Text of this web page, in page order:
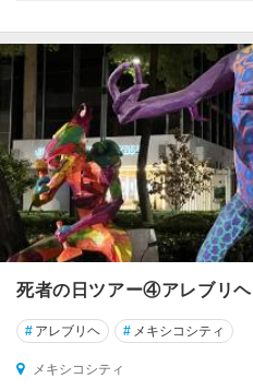
周
辺
サ
ニ
ー
ジ
ョ
ミ
ラ
ヤ
死者の日ツアー④アレブリヘ
# アレブリヘ # メキシコシティ
メキシコシティ